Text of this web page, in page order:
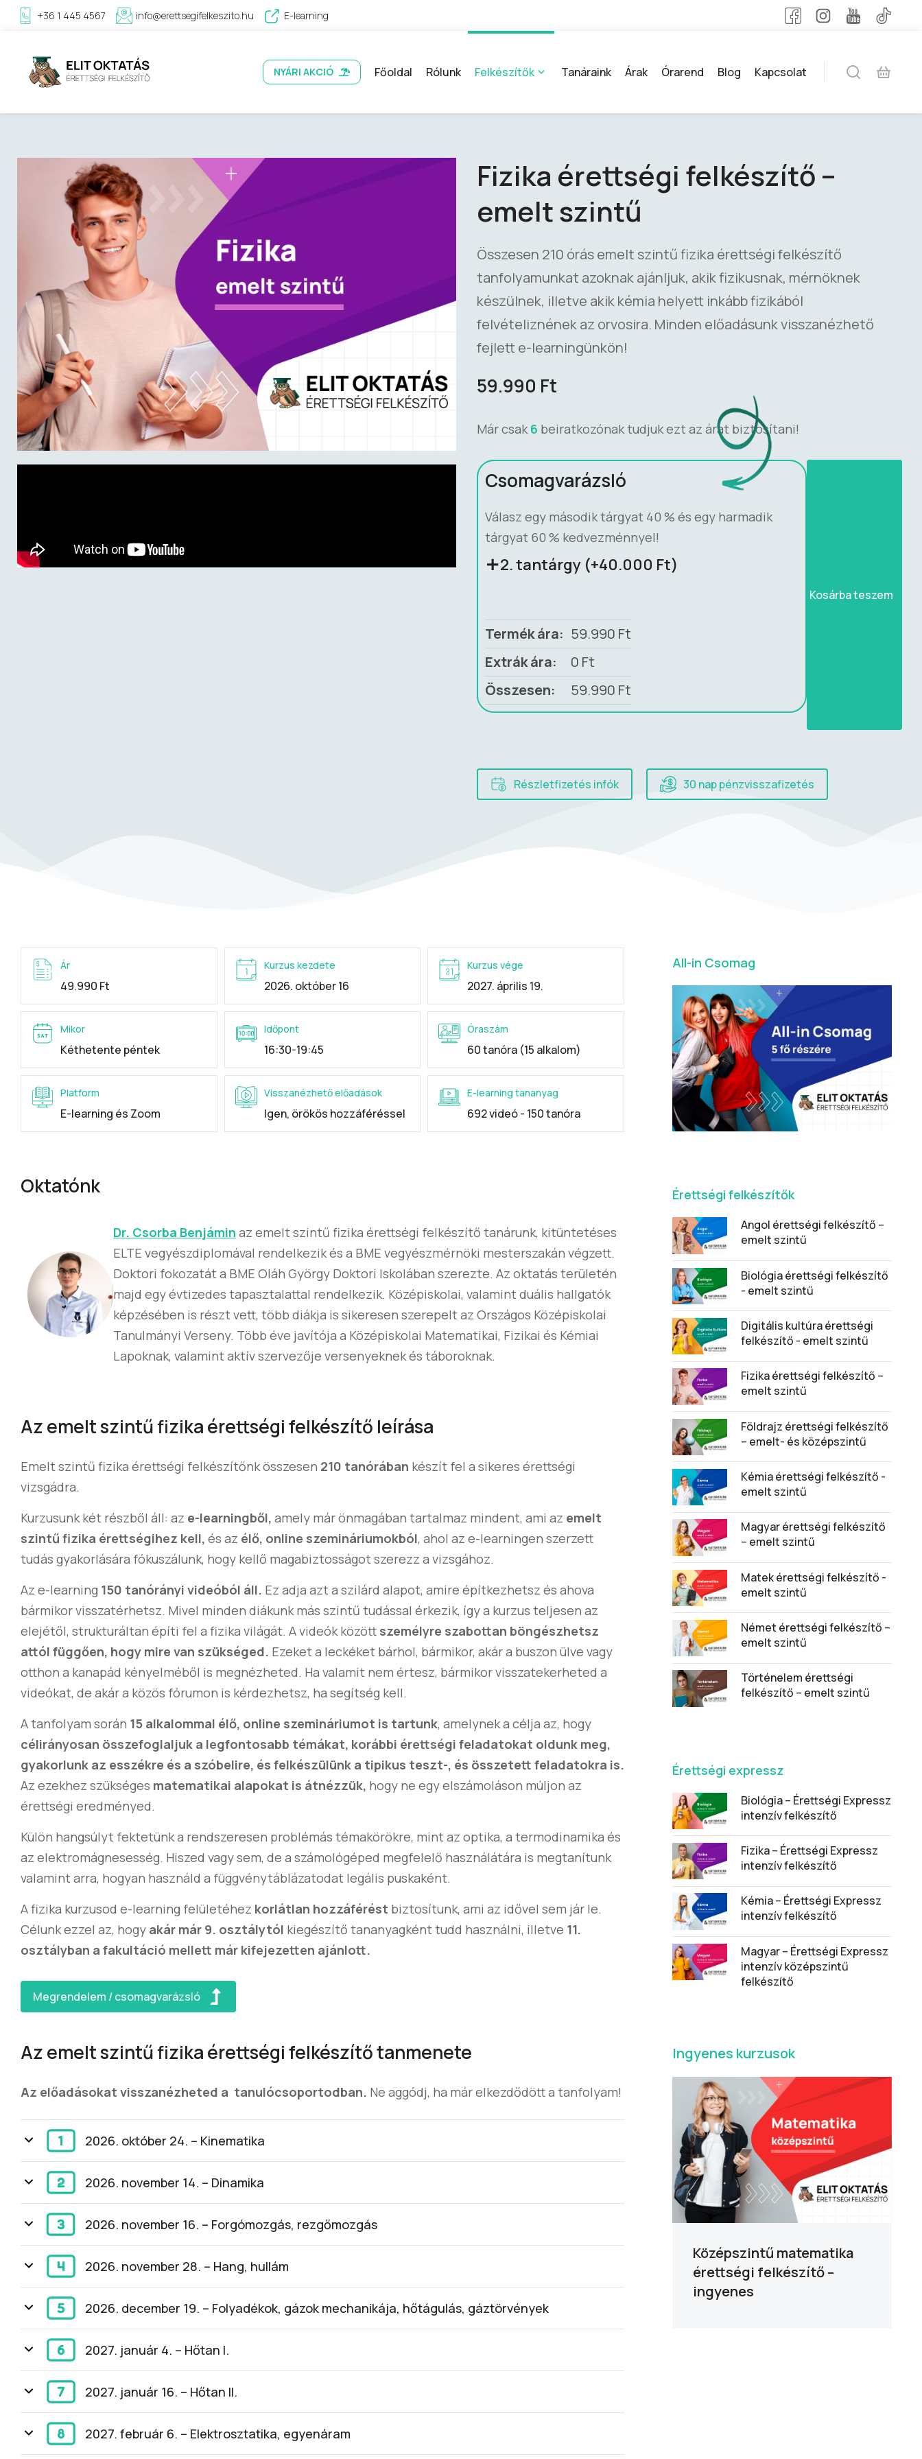
+36 1 445 4567 info@erettsegifelkeszito.hu E-learning
NYÁRI AKCIÓ Főoldal Rólunk Felkészítők Tanáraink Árak Órarend Blog Kapcsolat
Fizika érettségi felkészítő –
emelt szintű
Összesen 210 órás emelt szintű fizika érettségi felkészítő
tanfolyamunkat azoknak ajánljuk, akik fizikusnak, mérnöknek
készülnek, illetve akik kémia helyett inkább fizikából
felvételiznének az orvosira. Minden előadásunk visszanézhető
fejlett e-learningünkön!
59.990 Ft
Már csak6 beiratkozónak tudjuk ezt az árat biztosítani!
Csomagvarázsló
Válasz egy második tárgyat 40 % és egy harmadik
tárgyat 60 % kedvezménnyel!
2. tantárgy (+40.000 Ft)
Termék ára: 59.990 Ft
Extrák ára:
0 Ft
Összesen:
59.990 Ft
Kosárba teszem
Részletfizetés infók 30 nap pénzvisszafizetés
Ár
49.990 Ft
Kurzus kezdete
2026. október 16
Kurzus vége
2027. április 19.
Mikor
Kéthetente péntek
Időpont
16:30-19:45
Óraszám
60 tanóra (15 alkalom)
Platform
E-learning és Zoom
Visszanézhető előadások
Igen, örökös hozzáféréssel
E-learning tananyag
692 videó - 150 tanóra
Oktatónk
Dr. Csorba Benjámin az emelt szintű fizika érettségi felkészítő tanárunk, kitüntetéses
ELTE vegyészdiplomával rendelkezik és a BME vegyészmérnöki mesterszakán végzett.
Doktori fokozatát a BME Oláh György Doktori Iskolában szerezte. Az oktatás területén
majd egy évtizedes tapasztalattal rendelkezik. Középiskolai, valamint duális hallgatók
képzésében is részt vett, több diákja is sikeresen szerepelt az Országos Középiskolai
Tanulmányi Verseny. Több éve javítója a Középiskolai Matematikai, Fizikai és Kémiai
Lapoknak, valamint aktív szervezője versenyeknek és táboroknak.
Az emelt szintű fizika érettségi felkészítő leírása
Emelt szintű fizika érettségi felkészítőnk összesen 210 tanórában készít fel a sikeres érettségi
vizsgádra.
Kurzusunk két részből áll: az e-learningből, amely már önmagában tartalmaz mindent, ami az emelt
szintű fizika érettségihez kell, és az élő, online szemináriumokból, ahol az e-learningen szerzett
tudás gyakorlására fókuszálunk, hogy kellő magabiztosságot szerezz a vizsgához.
Az e-learning 150 tanórányi videóból áll. Ez adja azt a szilárd alapot, amire építkezhetsz és ahova
bármikor visszatérhetsz. Mivel minden diákunk más szintű tudással érkezik, így a kurzus teljesen az
elejétől, strukturáltan építi fel a fizika világát. A videók között személyre szabottan böngészhetsz
attól függően, hogy mire van szükséged. Ezeket a leckéket bárhol, bármikor, akár a buszon ülve vagy
otthon a kanapád kényelméből is megnézheted. Ha valamit nem értesz, bármikor visszatekerheted a
videókat, de akár a közös fórumon is kérdezhetsz, ha segítség kell.
A tanfolyam során 15 alkalommal élő, online szemináriumot is tartunk, amelynek a célja az, hogy
célirányosan összefoglaljuk a legfontosabb témákat, korábbi érettségi feladatokat oldunk meg,
gyakorlunk az esszékre és a szóbelire, és felkészülünk a tipikus teszt-, és összetett feladatokra is.
Az ezekhez szükséges matematikai alapokat is átnézzük, hogy ne egy elszámoláson múljon az
érettségi eredményed.
Külön hangsúlyt fektetünk a rendszeresen problémás témakörökre, mint az optika, a termodinamika és
az elektromágnesesség. Hiszed vagy sem, de a számológéped megfelelő használátára is megtanítunk
valamint arra, hogyan használd a függvénytáblázatodat legális puskaként.
A fizika kurzusod e-learning felületéhez korlátlan hozzáférést biztosítunk, ami az idővel sem jár le.
Célunk ezzel az, hogy akár már 9. osztálytól kiegészítő tananyagként tudd használni, illetve 11.
osztályban a fakultáció mellett már kifejezetten ajánlott.
Megrendelem / csomagvarázsló
Az emelt szintű fizika érettségi felkészítő tanmenete
Az előadásokat visszanézheted a tanulócsoportodban. Ne aggódj, ha már elkezdődött a tanfolyam!
2026. október 24. – Kinematika
2026. november 14. – Dinamika
2026. november 16. – Forgómozgás, rezgőmozgás
2026. november 28. – Hang, hullám
2026. december 19. – Folyadékok, gázok mechanikája, hőtágulás, gáztörvények
2027. január 4. – Hőtan I.
2027. január 16. – Hőtan II.
2027. február 6. – Elektrosztatika, egyenáram
All-in Csomag
Érettségi felkészítők
Angol érettségi felkészítő –
emelt szintű
Biológia érettségi felkészítő
- emelt szintű
Digitális kultúra érettségi
felkészítő - emelt szintű
Fizika érettségi felkészítő –
emelt szintű
Földrajz érettségi felkészítő
– emelt- és középszintű
Kémia érettségi felkészítő -
emelt szintű
Magyar érettségi felkészítő
– emelt szintű
Matek érettségi felkészítő -
emelt szintű
Német érettségi felkészítő –
emelt szintű
Történelem érettségi
felkészítő – emelt szintű
Érettségi expressz
Biológia – Érettségi Expressz
intenzív felkészítő
Fizika – Érettségi Expressz
intenzív felkészítő
Kémia – Érettségi Expressz
intenzív felkészítő
Magyar – Érettségi Expressz
intenzív középszintű
felkészítő
Ingyenes kurzusok
Középszintű matematika
érettségi felkészítő –
ingyenes